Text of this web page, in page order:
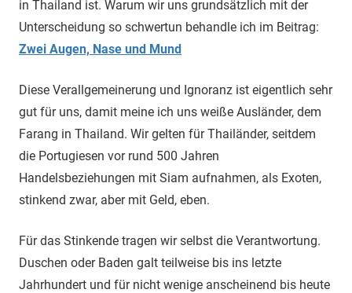
in Thailand ist. Warum wir uns grundsätzlich mit der
Unterscheidung so schwertun behandle ich im Beitrag:
Zwei Augen, Nase und Mund
Diese Verallgemeinerung und Ignoranz ist eigentlich sehr
gut für uns, damit meine ich uns weiße Ausländer, dem
Farang in Thailand. Wir gelten für Thailänder, seitdem
die Portugiesen vor rund 500 Jahren
Handelsbeziehungen mit Siam aufnahmen, als Exoten,
stinkend zwar, aber mit Geld, eben.
Für das Stinkende tragen wir selbst die Verantwortung.
Duschen oder Baden galt teilweise bis ins letzte
Jahrhundert und für nicht wenige anscheinend bis heute